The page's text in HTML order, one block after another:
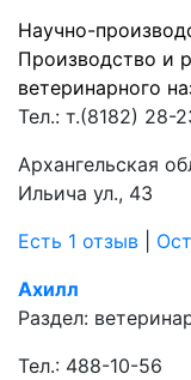
Научно-
Производство и
ветеринарного
Тел.: т.(8182) 28-
Архангельская
Ильича ул., 43
Есть 1 отзыв
Ахилл
Раздел:
Тел.: 488-10-56